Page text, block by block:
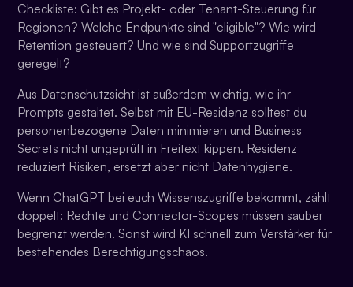
Checkliste: Gibt es Projekt- oder Tenant-Steuerung für
Regionen? Welche Endpunkte sind "eligible"? Wie wird
Retention gesteuert? Und wie sind Supportzugriffe
geregelt?
Aus Datenschutzsicht ist außerdem wichtig, wie ihr
Prompts gestaltet. Selbst mit EU-Residenz solltest du
personenbezogene Daten minimieren und Business
Secrets nicht ungeprüft in Freitext kippen. Residenz
reduziert Risiken, ersetzt aber nicht Datenhygiene.
Wenn ChatGPT bei euch Wissenszugriffe bekommt, zählt
doppelt: Rechte und Connector-Scopes müssen sauber
begrenzt werden. Sonst wird KI schnell zum Verstärker für
bestehendes Berechtigungschaos.